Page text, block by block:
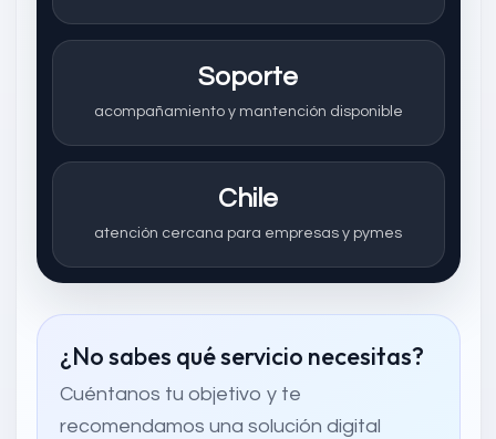
Soporte
acompañamiento y mantención disponible
Chile
atención cercana para empresas y pymes
¿No sabes qué servicio necesitas?
Cuéntanos tu objetivo y te
recomendamos una solución digital